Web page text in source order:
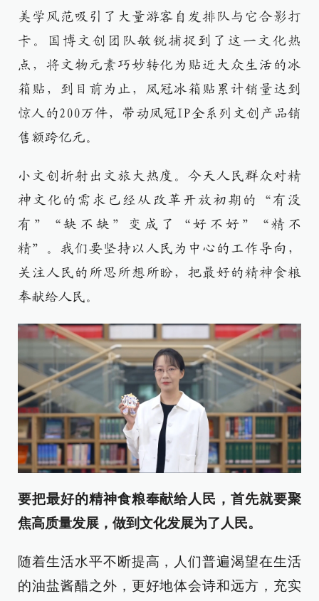
美学风范吸引了大量游客自发排队与它合影打
卡。国博文创团队敏锐捕捉到了这一文化热
点，将文物元素巧妙转化为贴近大众生活的冰
箱贴，到目前为止，凤冠冰箱贴累计销量达到
惊人的200万件，带动凤冠IP全系列文创产品销
售额跨亿元。
小文创折射出文旅大热度。今天人民群众对精
神文化的需求已经从改革开放初期的“有没
有”“缺不缺”变成了“好不好”“精不
精”。我们要坚持以人民为中心的工作导向，
关注人民的所思所想所盼，把最好的精神食粮
奉献给人民。
要把最好的精神食粮奉献给人民，首先就要聚
焦高质量发展，做到文化发展为了人民。
随着生活水平不断提高，人们普遍渴望在生活
的油盐酱醋之外，更好地体会诗和远方，充实